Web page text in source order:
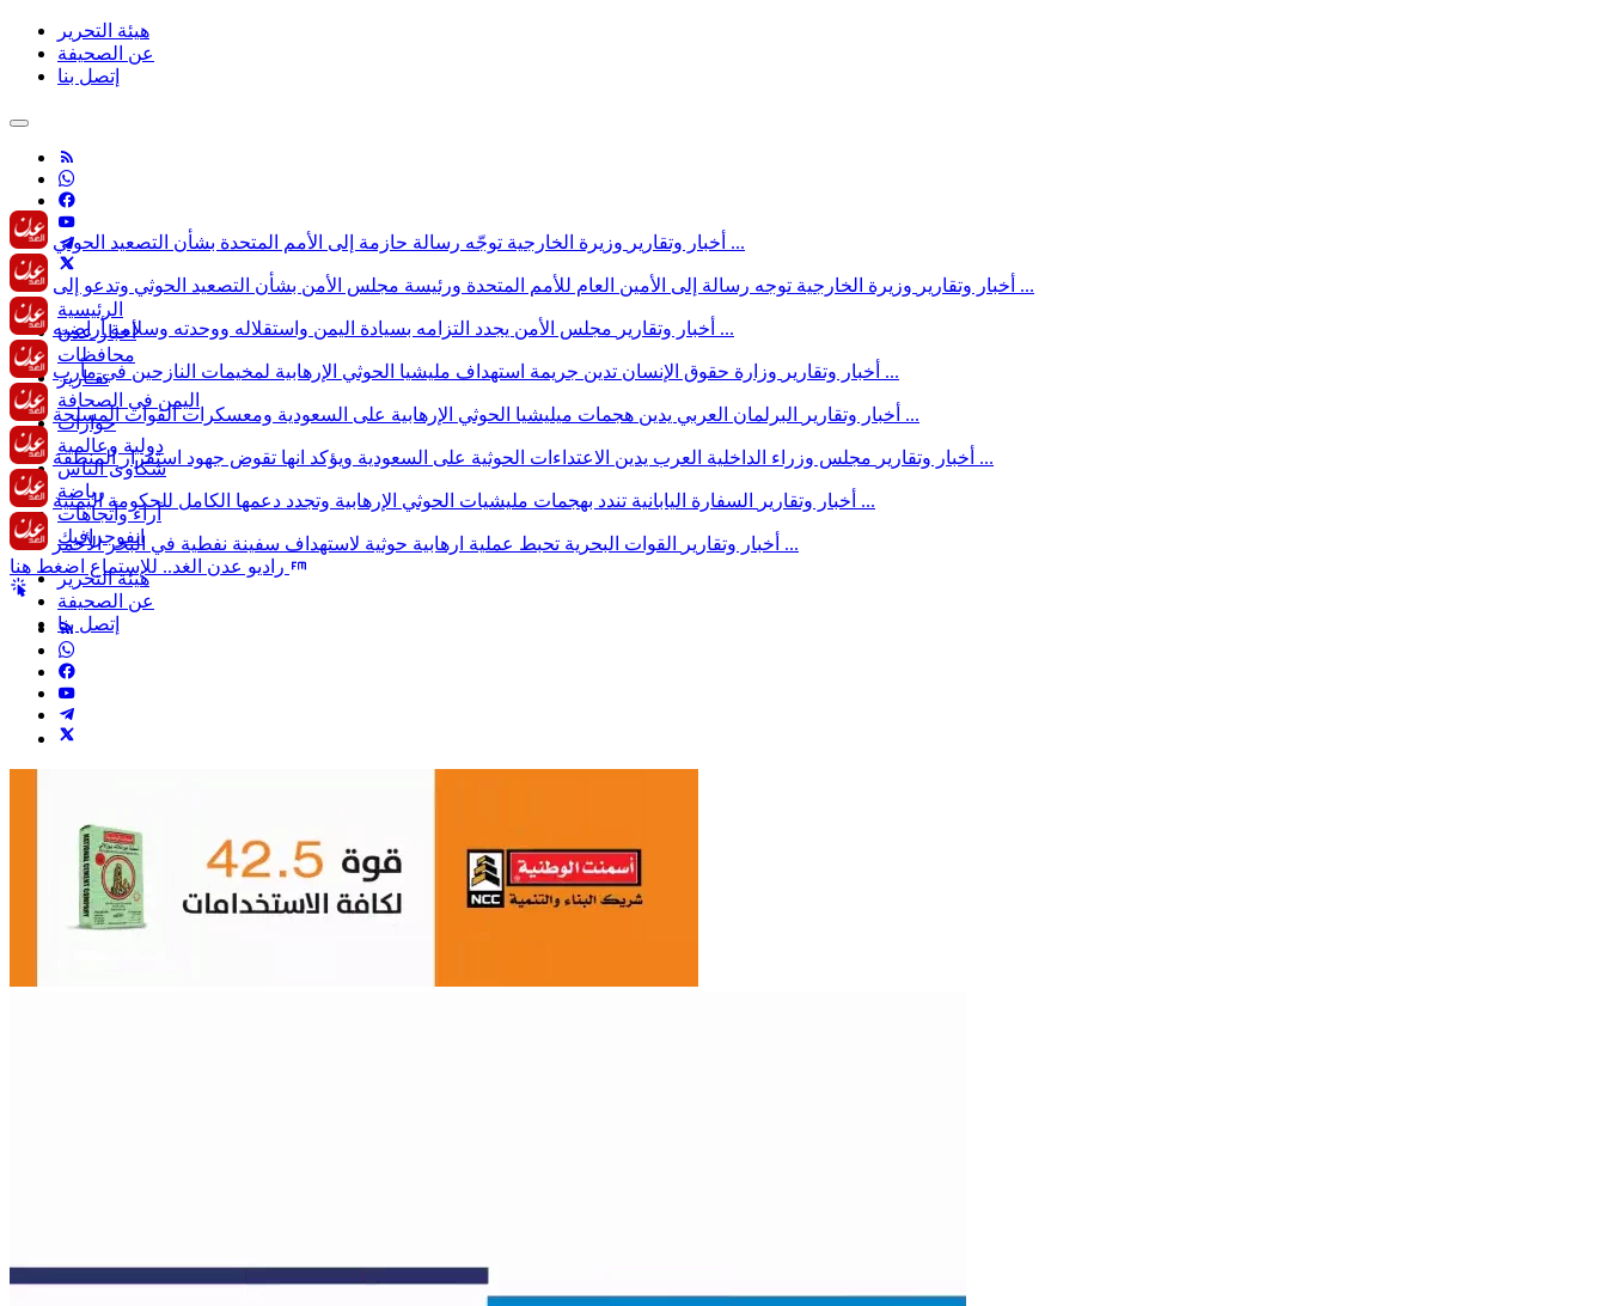
هيئة التحرير
عن الصحيفة
إتصل بنا
الرئيسية
أخبار عدن
محافظات
تقـارير
اليمن في الصحافة
حوارات
دولية وعالمية
شكاوى الناس
رياضة
آراء وأتجاهات
انفوجرافيك
هيئة التحرير
عن الصحيفة
إتصل بنا
أخبار وتقارير وزيرة الخارجية توجّه رسالة حازمة إلى الأمم المتحدة بشأن التصعيد الحوثي ...
أخبار وتقارير وزيرة الخارجية توجه رسالة إلى الأمين العام للأمم المتحدة ورئيسة مجلس الأمن بشأن التصعيد الحوثي وتدعو إلى ...
أخبار وتقارير مجلس الأمن يجدد التزامه بسيادة اليمن واستقلاله ووحدته وسلامة أراضيه ...
أخبار وتقارير وزارة حقوق الإنسان تدين جريمة استهداف مليشيا الحوثي الإرهابية لمخيمات النازحين في مأرب ...
أخبار وتقارير البرلمان العربي يدين هجمات ميليشيا الحوثي الإرهابية على السعودية ومعسكرات القوات المسلحة ...
أخبار وتقارير مجلس وزراء الداخلية العرب يدين الاعتداءات الحوثية على السعودية ويؤكد انها تقوض جهود استقرار المنطقة ...
أخبار وتقارير السفارة اليابانية تندد بهجمات مليشيات الحوثي الإرهابية وتجدد دعمها الكامل للحكومة اليمنية ...
أخبار وتقارير القوات البحرية تحبط عملية ارهابية حوثية لاستهداف سفينة نفطية في البحر الأحمر ...